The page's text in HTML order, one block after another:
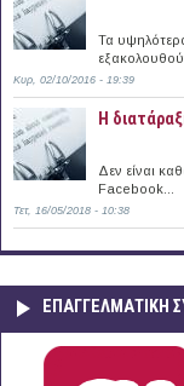
Τα
Κυρ, 02/10/2016 - 19:39
Η
Δεν είναι
Facebook...
Τετ, 16/05/2018 - 10:38
ΕΠΑΓΓΕΛΜΑΤΙΚΉ